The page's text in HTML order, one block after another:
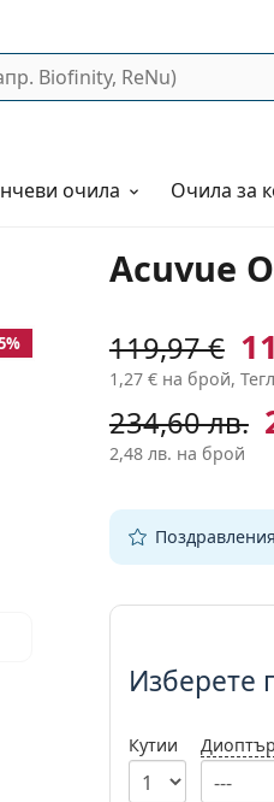
очила Очила за
Acuvue
119,97 €
1,27 €на брой,
234,60 лв.
2,48 лв. на брой
Изберете
Изберете
Кутии Диоптър